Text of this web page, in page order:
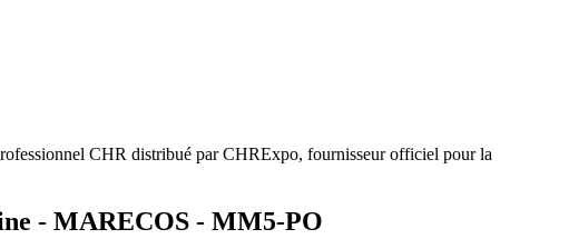
CHR distribué par CHRExpo, fournisseur officiel pour la
- MARECOS - MM5-PO